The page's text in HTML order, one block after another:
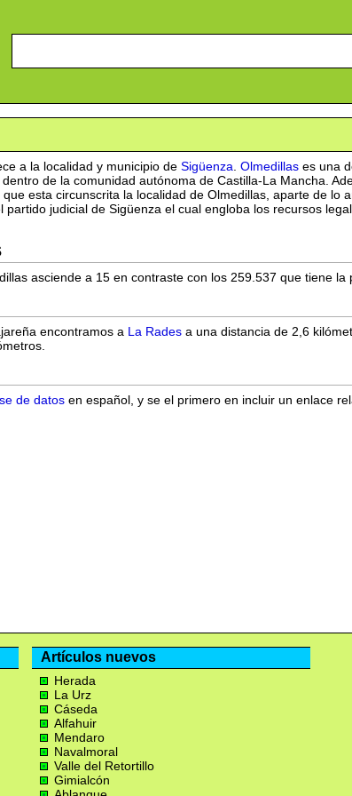
a la localidad y municipio de Sigüenza Olmedillas es una
de la comunidad autónoma de Castilla-La Mancha.
esta circunscrita la localidad de Olmedillas, aparte de lo
judicial de Sigüenza el cual engloba los recursos
asciende a 15 en contraste con los 259.537 que tiene la
encontramos a La Rades a una distancia de 2,6
de datos en español, y se el primero en incluir un enlace
Artículos nuevos
Herada
La Urz
Cáseda
Alfahuir
Mendaro
Navalmoral
Valle del Retortillo
Gimialcón